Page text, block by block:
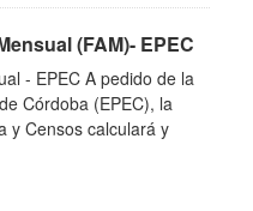
(FAM)- EPEC
- EPEC A pedido de la
Córdoba (EPEC), la
y Censos calculará y